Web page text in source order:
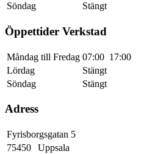
Söndag
Stängt
Öppettider Verkstad
Måndag till Fredag 07:00 17:00
Lördag
Stängt
Söndag
Stängt
Adress
Fyrisborgsgatan 5
75450
Uppsala